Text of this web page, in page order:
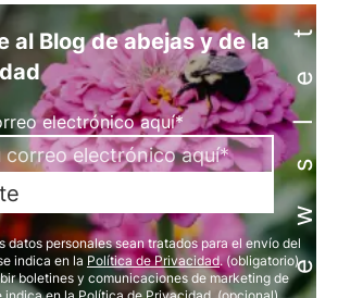
al Blog de abejas y de la
electrónico aquí*
datos personales sean tratados para el envío del
indica en la Política de Privacidad. (obligatorio)
boletines y comunicaciones de marketing de